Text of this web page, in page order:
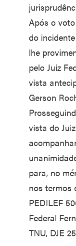
Após o
do
lhe
pelo Juiz
vista
Gerson
vista do
para, no
nos termos
PEDILEF
Federal
TNU, DJE